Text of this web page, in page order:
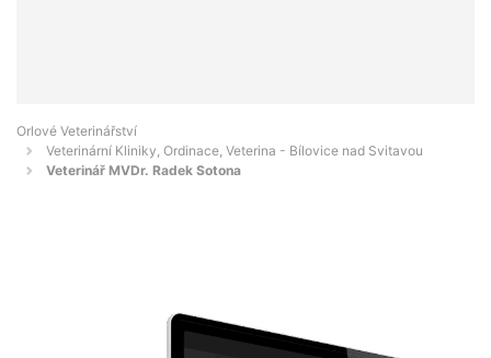
Orlové Veterinářství
Veterinární Kliniky, Ordinace, Veterina - Bílovice nad Svitavou
Veterinář MVDr. Radek Sotona